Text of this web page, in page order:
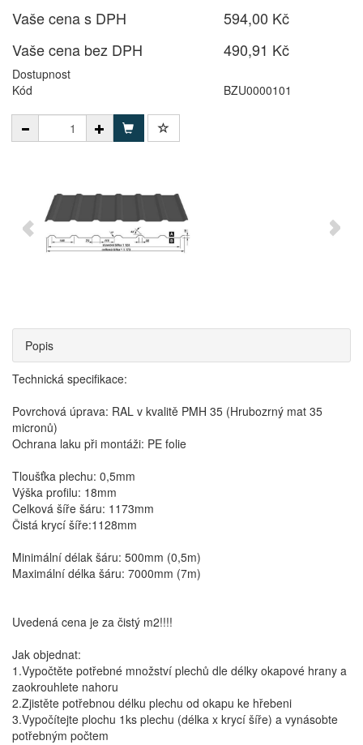
Vaše cena s DPH
594,00 Kč
Vaše cena bez DPH
490,91 Kč
Dostupnost
Kód
BZU0000101
Popis
Technická specifikace:
Povrchová úprava: RAL v kvalitě PMH 35 (Hrubozrný mat 35
micronů)
Ochrana laku při montáži: PE folie
Tloušťka plechu: 0,5mm
Výška profilu: 18mm
Celková šíře šáru: 1173mm
Čistá krycí šíře:1128mm
Minimální délak šáru: 500mm (0,5m)
Maximální délka šáru: 7000mm (7m)
Uvedená cena je za čistý m2!!!!
Jak objednat:
1.Vypočtěte potřebné množství plechů dle délky okapové hrany a
zaokrouhlete nahoru
2.Zjistěte potřebnou délku plechu od okapu ke hřebeni
3.Vypočítejte plochu 1ks plechu (délka x krycí šíře) a vynásobte
potřebným počtem